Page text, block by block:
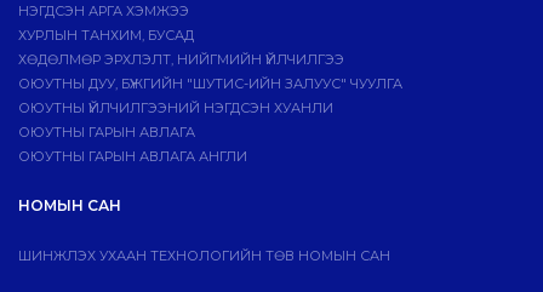
НЭГДСЭН АРГА ХЭМЖЭЭ
ХУРЛЫН ТАНХИМ, БУСАД
ХӨДӨЛМӨР ЭРХЛЭЛТ, НИЙГМИЙН ҮЙЛЧИЛГЭЭ
ОЮУТНЫ ДУУ, БҮЖГИЙН "ШУТИС-ИЙН ЗАЛУУС" ЧУУЛГА
ОЮУТНЫ ҮЙЛЧИЛГЭЭНИЙ НЭГДСЭН ХУАНЛИ
ОЮУТНЫ ГАРЫН АВЛАГА
ОЮУТНЫ ГАРЫН АВЛАГА АНГЛИ
НОМЫН САН
ШИНЖЛЭХ УХААН ТЕХНОЛОГИЙН ТӨВ НОМЫН САН